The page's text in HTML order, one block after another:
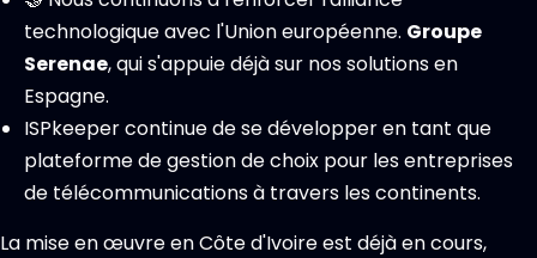
technologique avec l'Union européenne. Groupe
Serenae, qui s'appuie déjà sur nos solutions en
Espagne.
ISPkeeper continue de se développer en tant que
plateforme de gestion de choix pour les entreprises
de télécommunications à travers les continents.
La mise en œuvre en Côte d'Ivoire est déjà en cours,